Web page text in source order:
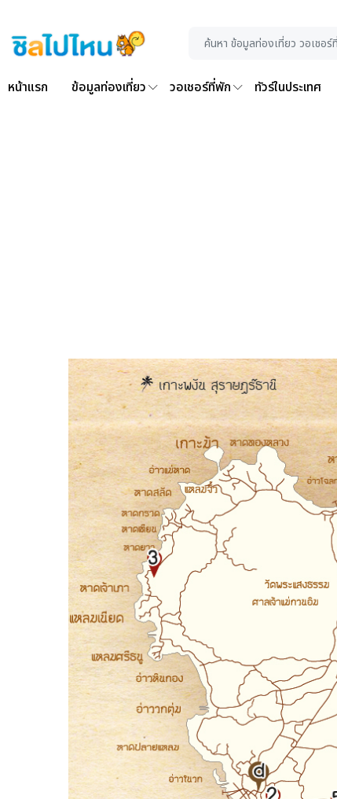
หน้าแรก ข้อมูลท่องเที่ยว วอเชอร์ที่พัก ทัวร์ในประเทศ